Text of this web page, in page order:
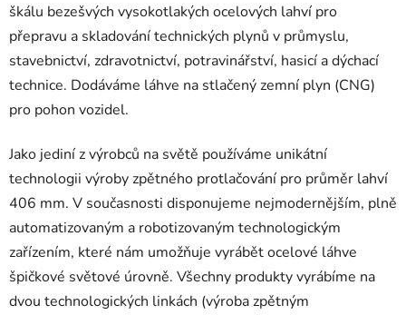
škálu bezešvých vysokotlakých ocelo­vých lahví pro
přepravu a skladování technic­kých plynů v průmyslu,
stavebnictví, zdravotnictví, potravinářství, hasicí a dýchací
technice. Dodáváme láhve na stlačený zemní plyn (CNG)
pro pohon vozidel.
Jako jediní z výrobců na světě používáme unikátní
technologii výroby zpětného protlačování pro průměr lahví
406 mm. V současnosti disponujeme nejmodernějším, plně
automatizovaným a robotizovaným technologickým
zařízením, které nám umožňuje vyrábět ocelové láhve
špičkové světové úrovně. Všechny produkty vyrábíme na
dvou technologických linkách (výroba zpětným